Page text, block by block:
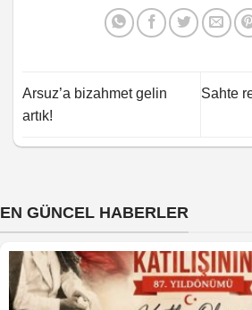
Arsuz’a bizahmet gelin
artık!
Sahte
EN GÜNCEL HABERLER